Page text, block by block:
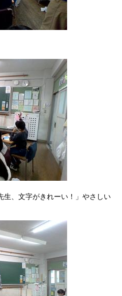
生、文字がきれーい！」やさしい